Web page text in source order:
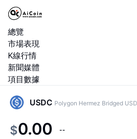
總覽
市場表現
K線行情
新聞媒體
項目數據
USDC Polygon Hermez Bridged
$0.00 --